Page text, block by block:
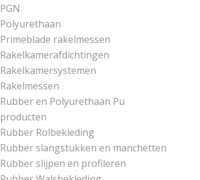
PGN
Polyurethaan
Primeblade rakelmessen
Rakelkamerafdichtingen
Rakelkamersystemen
Rakelmessen
Rubber en Polyurethaan Pu
producten
Rubber Rolbekleding
Rubber slangstukken en manchetten
Rubber slijpen en profileren